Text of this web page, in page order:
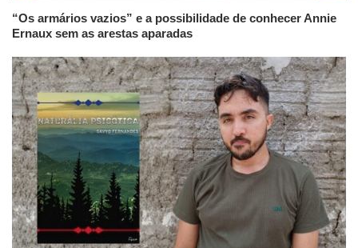
“Os armários vazios” e a possibilidade de conhecer Annie
Ernaux sem as arestas aparadas